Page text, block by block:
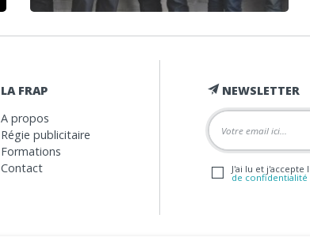
LA FRAP
A propos
Régie publicitaire
Formations
Contact
NEWSLETTER
J'ai lu et
de confidentialité